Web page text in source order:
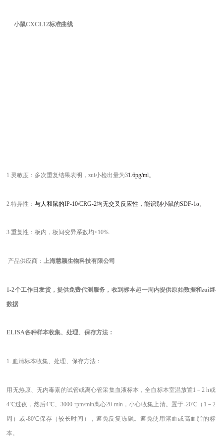
小鼠CXCL12标准曲线
1.灵敏度：多次重复结果表明，zui小检出量为31.6pg/ml。
2.特异性：与人和鼠的IP-10/CRG-2均无交叉反应性，能识别小鼠的SDF-1α。
3.重复性：板内，板间变异系数均<10%.
产品供应商：上海慧颖生物科技有限公司
1-2个工作日发货，提供免费代测服务，收到标本起一周内提供原始数据和zui终
数据
ELISA各种样本收集、处理、保存方法：
1. 血清标本收集、处理、保存方法：
用无热原、无内毒素的试管或离心管采集血液标本，全血标本室温放置1－2 h或
4℃过夜，然后4℃、3000 rpm/min离心20 min，小心收集上清。置于-20℃（1－2
周）或-80℃保存（较长时间），避免反复冻融。避免使用溶血或高血脂的标
本。